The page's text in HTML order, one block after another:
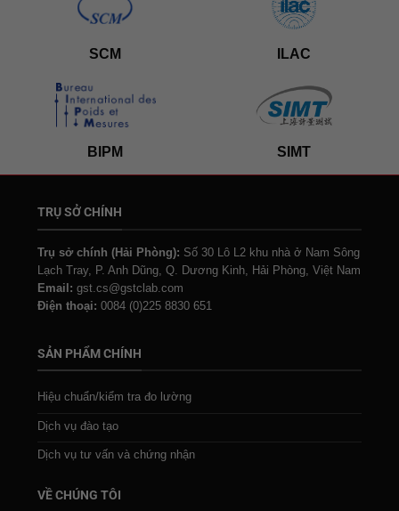
SCM ILAC
BIPM SIMT
TRỤ SỞ CHÍNH
Trụ sở chính (Hải Phòng): Số 30 Lô L2 khu nhà ở Nam Sông
Lạch Tray, P. Anh Dũng, Q. Dương Kinh, Hải Phòng, Việt Nam
Email: gst.cs@gstclab.com
Điện thoại: 0084 (0)225 8830 651
SẢN PHẨM CHÍNH
Hiệu chuẩn/kiểm tra đo lường
Dịch vụ đào tạo
Dịch vụ tư vấn và chứng nhận
VỀ CHÚNG TÔI